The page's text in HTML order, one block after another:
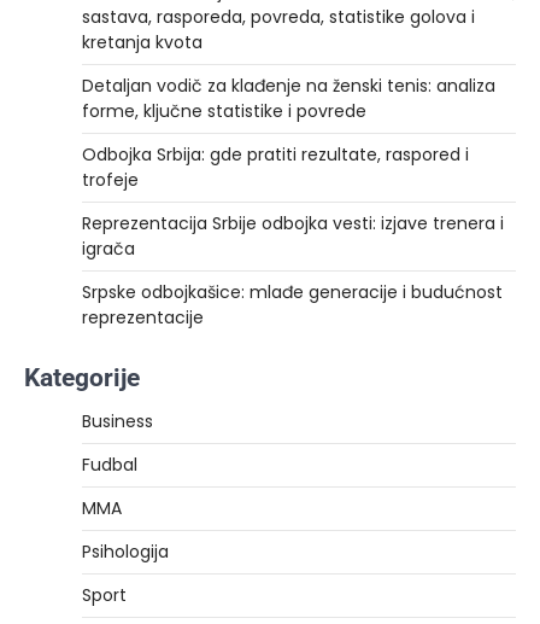
sastava, rasporeda, povreda, statistike golova i
kretanja kvota
Detaljan vodič za klađenje na ženski tenis: analiza
forme, ključne statistike i povrede
Odbojka Srbija: gde pratiti rezultate, raspored i
trofeje
Reprezentacija Srbije odbojka vesti: izjave trenera i
igrača
Srpske odbojkašice: mlađe generacije i budućnost
reprezentacije
Kategorije
Business
Fudbal
MMA
Psihologija
Sport